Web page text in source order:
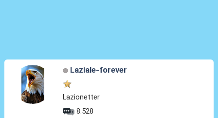
Laziale-forever
Lazionetter
8.528